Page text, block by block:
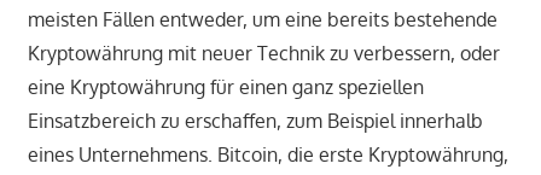
meisten Fällen entweder, um eine bereits bestehende
Kryptowährung mit neuer Technik zu verbessern, oder
eine Kryptowährung für einen ganz speziellen
Einsatzbereich zu erschaffen, zum Beispiel innerhalb
eines Unternehmens. Bitcoin, die erste Kryptowährung,